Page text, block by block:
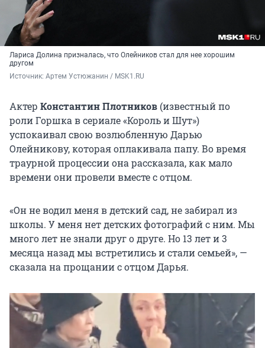
Лариса Долина призналась, что Олейников стал для нее хорошим
другом
Источник: Артем Устюжанин / MSK1.RU
Актер Константин Плотников (известный по
роли Горшка в сериале «Король и Шут»)
успокаивал свою возлюбленную Дарью
Олейникову, которая оплакивала папу. Во время
траурной процессии она рассказала, как мало
времени они провели вместе с отцом.
«Он не водил меня в детский сад, не забирал из
школы. У меня нет детских фотографий с ним. Мы
много лет не знали друг о друге. Но 13 лет и 3
месяца назад мы встретились и стали семьей», —
сказала на прощании с отцом Дарья.